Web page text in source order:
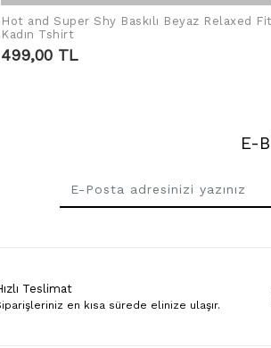
SEPETE EKLE
Hot and Super Shy Baskılı Beyaz Relaxed Fit
Kadın Tshirt
499,00 TL
E-
Teslimat
en kısa sürede elinize ulaşır.